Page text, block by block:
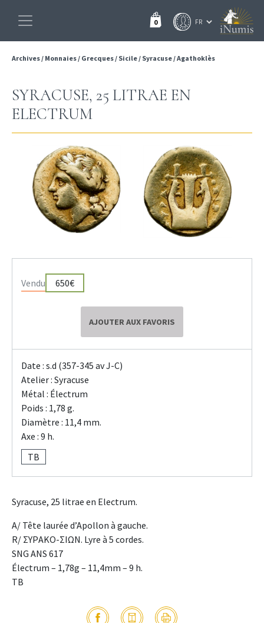
0
Archives/ Monnaies/ Grecques/ Sicile/ Syracuse/Agathoklès
SYRACUSE, 25 LITRAE EN
ELECTRUM
Vendu 650€
AJOUTER AUX FAVORIS
Date : s.d (357-345 av J-C)
Atelier : Syracuse
Métal : Électrum
Poids : 1,78 g.
Diamètre : 11,4 mm.
Axe : 9 h.
TB
Syracuse, 25 litrae en Electrum.
A/ Tête laurée d’Apollon à gauche.
R/ ΣΥΡAKO-ΣIΩN. Lyre à 5 cordes.
SNG ANS 617
Électrum – 1,78g – 11,4mm – 9 h.
TB